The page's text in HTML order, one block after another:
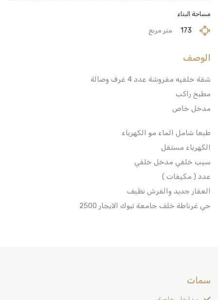
مساحة البناء
173 متر مربع
الوصف
شقة خلفيه مفروشة عدد 4 غرف وصالة
مطبخ راكب
مدخل خاص
طبعا شامل الماء مو الكهرباء
الكهرباء مستقل
سيب خلفي مدخل خلفي
عدد ( مكيفات )
العقار جديد والفرش نظيف
حي غرناطة خلف جامعة تبوك الايجار 2500
سمات